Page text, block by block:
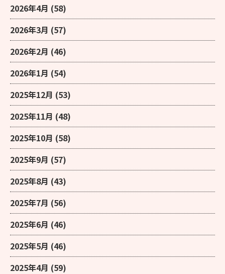
2026年4月 (58)
2026年3月 (57)
2026年2月 (46)
2026年1月 (54)
2025年12月 (53)
2025年11月 (48)
2025年10月 (58)
2025年9月 (57)
2025年8月 (43)
2025年7月 (56)
2025年6月 (46)
2025年5月 (46)
2025年4月 (59)